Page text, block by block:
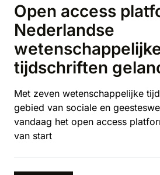
Open access
Nederlandse
tijdschriften
Met zeven wetenschappelijke
gebied van sociale en
vandaag het open access
van start